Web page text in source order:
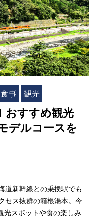
事 観光
おすすめ観光
デルコースを
道新幹線との乗換駅でも
セス抜群の箱根湯本。今
光スポットや食の楽しみ